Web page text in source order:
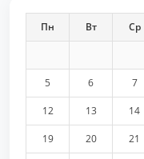
Пн Вт Ср
5 6 7
12 13 14
19 20 21